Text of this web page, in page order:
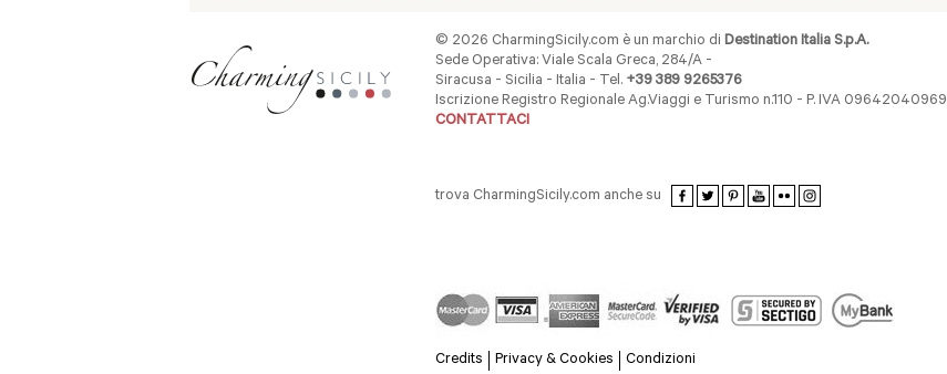
© 2026 CharmingSicily.com è un marchio diDestination Italia S.p.A.
Sede Operativa: Viale Scala Greca, 284/A -
Siracusa - Sicilia - Italia - Tel. +39 389 9265376
Iscrizione Registro Regionale Ag.Viaggi e Turismo n.110 - P. IVA 09642040969
CONTATTACI
trova CharmingSicily.com anche su
Credits Privacy & Cookies Condizioni